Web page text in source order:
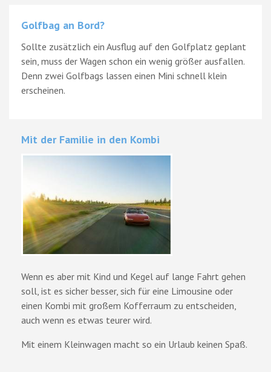
Golfbag an Bord?
Sollte zusätzlich ein Ausflug auf den Golfplatz geplant
sein, muss der Wagen schon ein wenig größer ausfallen.
Denn zwei Golfbags lassen einen Mini schnell klein
erscheinen.
Mit der Familie in den Kombi
Wenn es aber mit Kind und Kegel auf lange Fahrt gehen
soll, ist es sicher besser, sich für eine Limousine oder
einen Kombi mit großem Kofferraum zu entscheiden,
auch wenn es etwas teurer wird.
Mit einem Kleinwagen macht so ein Urlaub keinen Spaß.